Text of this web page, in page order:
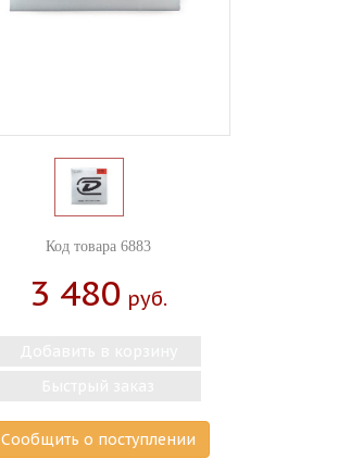
Код товара 6883
3 480 Руб.
Сообщить о поступлении